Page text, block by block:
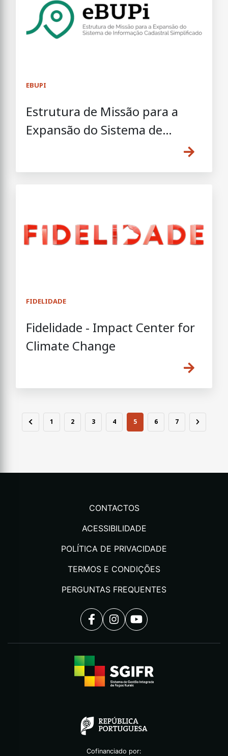
EBUPI
Estrutura de Missão para a
Expansão do Sistema de
FIDELIDADE
Fidelidade - Impact Center for
Climate Change
1 2 3 4 5 6 7
CONTACTOS
ACESSIBILIDADE
POLÍTICA DE PRIVACIDADE
TERMOS E CONDIÇÕES
PERGUNTAS FREQUENTES
Cofinanciado por: